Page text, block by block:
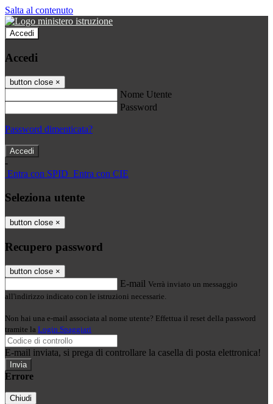
Salta al contenuto
Accedi
Accedi
button close ×
Nome Utente
Password
Password dimenticata?
-
Entra con SPID Entra con CIE
Seleziona utente
button close ×
Recupero password
button close ×
E-mail Verrà inviato un messaggio
all'indirizzo indicato con le istruzioni necessarie.
Non hai una e-mail associata al nome utente? Effettua il reset della password
tramite la Login Spaggiari
E-mail inviata, si prega di controllare la casella di posta elettronica!
Errore
Chiudi